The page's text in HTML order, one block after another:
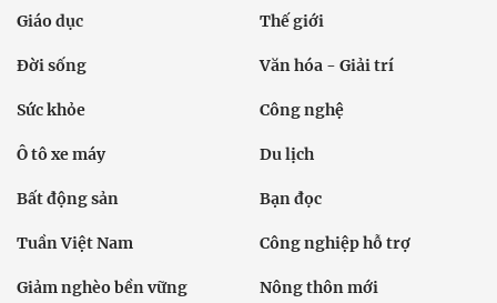
Giáo dục Thế giới
Đời sống Văn hóa - Giải trí
Sức khỏe Công nghệ
Ô tô xe máy Du lịch
Bất động sản Bạn đọc
Tuần Việt Nam Công nghiệp hỗ trợ
Giảm nghèo bền vững Nông thôn mới